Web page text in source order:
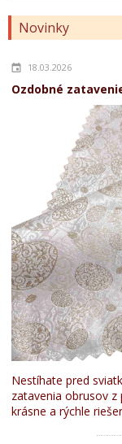
Novinky
18.03.2026
Ozdobné
Nestíhate pred
zatavenia obrusov z
krásne a rýchle